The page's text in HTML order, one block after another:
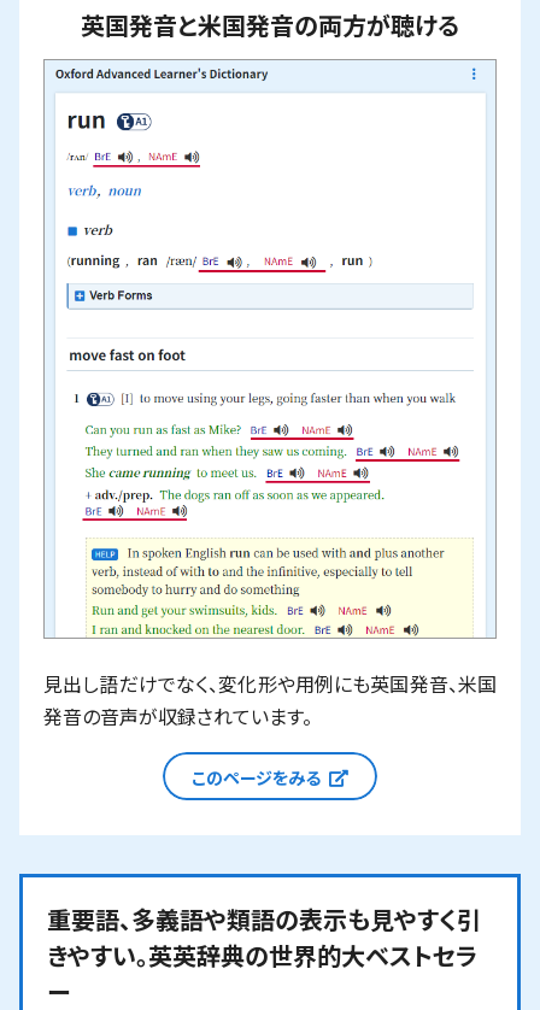
英国発音と米国発音の両方が聴ける
見出し語だけでなく、変化形や用例にも英国発音、米国
発音の音声が収録されています。
このページをみる 新しいウィンドウで
重要語、多義語や類語の表示も見やすく引
きやすい。英英辞典の世界的大ベストセラ
ー